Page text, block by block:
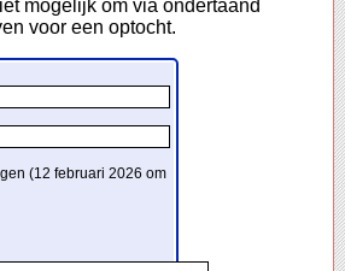
mogelijk om via ondertaand
voor een optocht.
(12 februari 2026 om